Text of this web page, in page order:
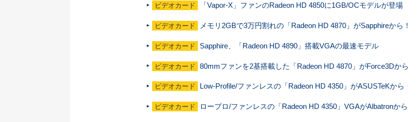
ビデオカード 「Vapor-X」ファンのRadeon HD 4850に1GB/OCモデルが登場
ビデオカード メモリ2GBで3万円割れの「Radeon HD 4870」がSapphireから！
ビデオカード Sapphire、「Radeon HD 4890」搭載VGAの最速モデル
ビデオカード 80mmファンを2基搭載した「Radeon HD 4870」がForce3Dから
ビデオカード Low-Profile/ファンレスの「Radeon HD 4350」がASUSTeKから
ビデオカード ロープロ/ファンレスの「Radeon HD 4350」VGAがAlbatronから